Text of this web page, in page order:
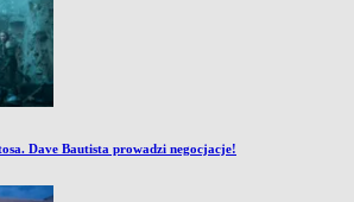
Dave Bautista prowadzi negocjacje!